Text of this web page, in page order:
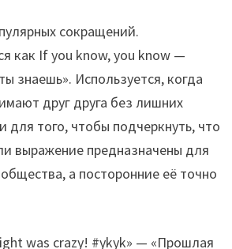
сокращений.
как If you know, you know —
знаешь». Используется, когда
друг друга без лишних
того, чтобы подчеркнуть, что
выражение предназначены для
а посторонние её точно
was crazy! #ykyk» — «Прошлая